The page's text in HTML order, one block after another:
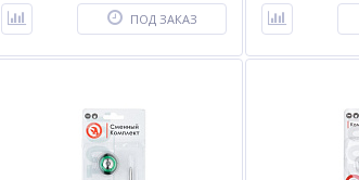
ПОД ЗАКАЗ